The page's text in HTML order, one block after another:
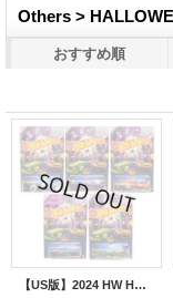
Others >
おすすめ順
【US版】2024 HW HALLOWEEN 【5種セット】Madfast/'64 Chevy Impala/Muscle Bound/Barbaric/Street Shaker(予約不可）